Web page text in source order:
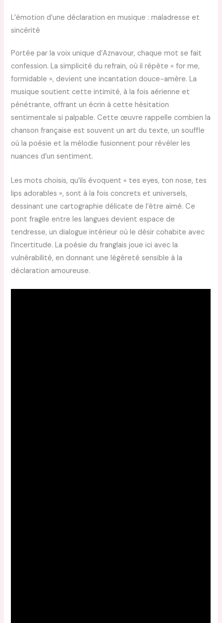
L’émotion d’une déclaration en musique : maladresse et
sincérité
Portée par la voix unique d’Aznavour, chaque mot se fait
confession. La simplicité du refrain, où il répète « for me,
formidable », devient une incantation douce-amère. La
musique soutient cette intimité, à la fois aérienne et
pénétrante, offrant un écrin à cette hésitation
sentimentale si palpable. Cette œuvre rappelle combien la
chanson française est souvent un art du texte, un souffle
où la poésie et la mélodie fusionnent pour révéler les
nuances d’un sentiment.
Les mots choisis, qu’ils évoquent « tes eyes, ton nose, tes
lips adorables », sont à la fois concrets et universels,
dessinant une cartographie délicate de l’être aimé. Ce
pont fragile entre les langues devient espace de
tendresse, un dialogue intérieur où le désir cohabite avec
l’incertitude. La poésie du franglais joue ici avec la
vulnérabilité, en donnant une légèreté sensible à la
déclaration amoureuse.